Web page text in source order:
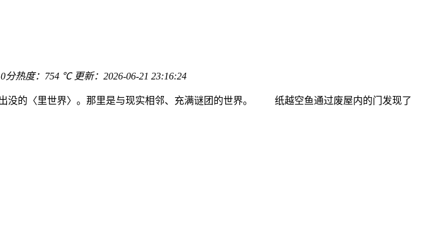
分热度：754 ℃ 更新： 2026-06-21 23:16:24
没的〈里世界〉。那里是与现实相邻、充满谜团的世界。 纸越空鱼通过废屋内的门发现了